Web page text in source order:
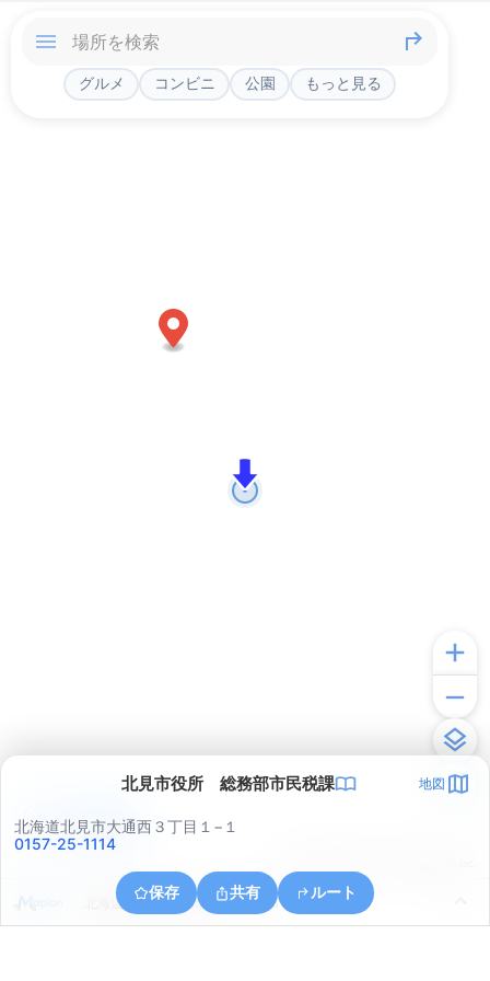
グルメ コンビニ 公園 もっと見る
北見市役所 総務部市民税課 地図
北海道北見市大通西３丁目１−１
0157-25-1114
保存 共有 ルート
北海道北見市中ノ島町３丁目１３
アプリで見る